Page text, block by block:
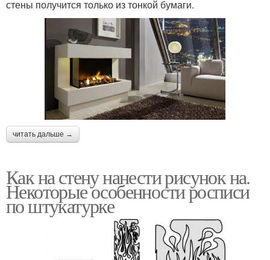
стены получится только из тонкой бумаги.
читать дальше →
Как на стену нанести рисунок на.
Некоторые особенности росписи
по штукатурке